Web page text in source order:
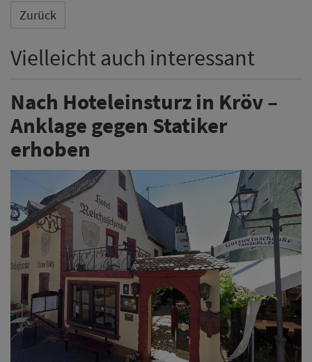
Zurück
Vielleicht auch interessant
Nach Hoteleinsturz in Kröv –
Anklage gegen Statiker
erhoben